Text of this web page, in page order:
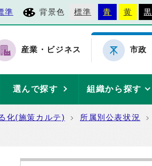
準 背景色 標準 青 黄 黒
産業・ビジネス 市政
選んで探す 組織から探す
化(施策カルテ)
所属別公表状況